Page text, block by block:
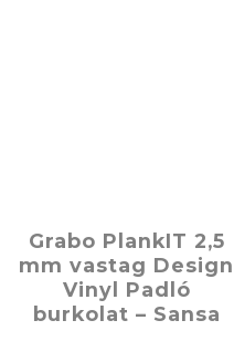
Grabo PlankIT 2,5
mm vastag Design
Vinyl Padló
burkolat – Sansa